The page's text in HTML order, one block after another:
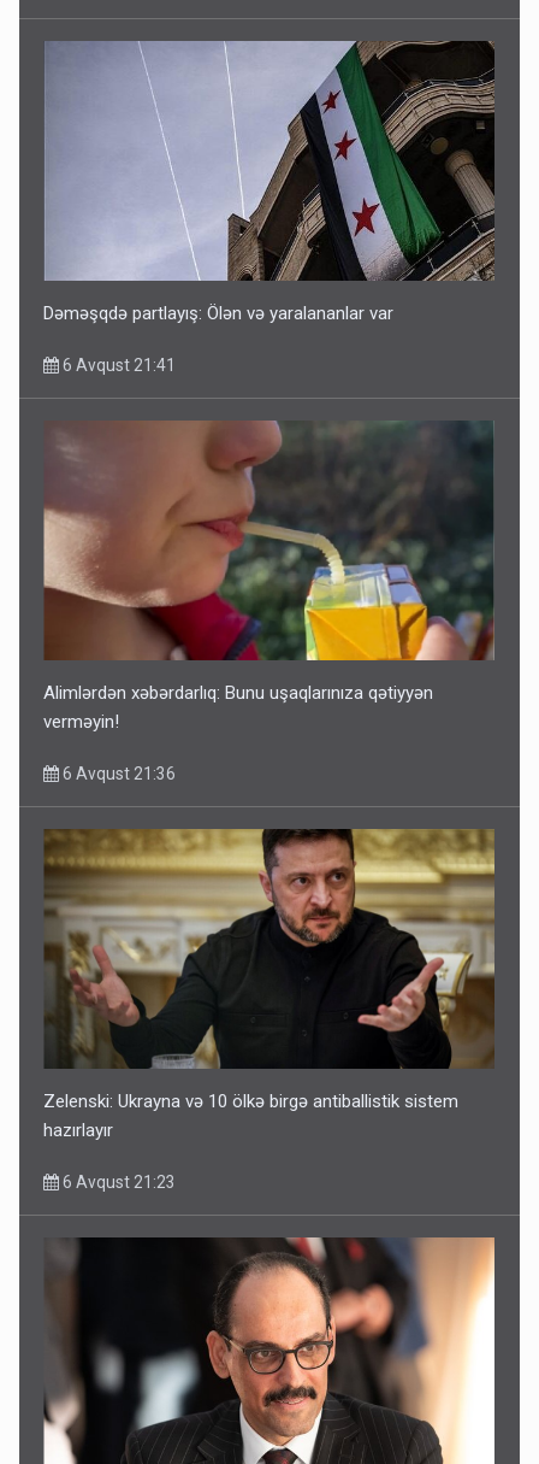
Dəməşqdə partlayış: Ölən və yaralananlar var
6 Avqust 21:41
Alimlərdən xəbərdarlıq: Bunu uşaqlarınıza qətiyyən
verməyin!
6 Avqust 21:36
Zelenski: Ukrayna və 10 ölkə birgə antiballistik sistem
hazırlayır
6 Avqust 21:23